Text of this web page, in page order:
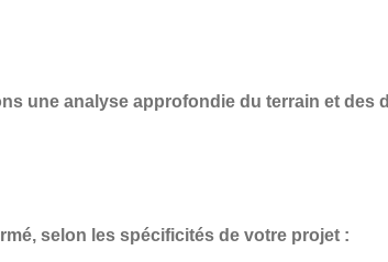
une analyse approfondie du terrain et des
, selon les spécificités de votre projet :